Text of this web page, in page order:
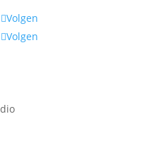
Volgen
Volgen